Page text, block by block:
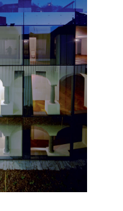
TZB HAUSTECHNIK 02/2026